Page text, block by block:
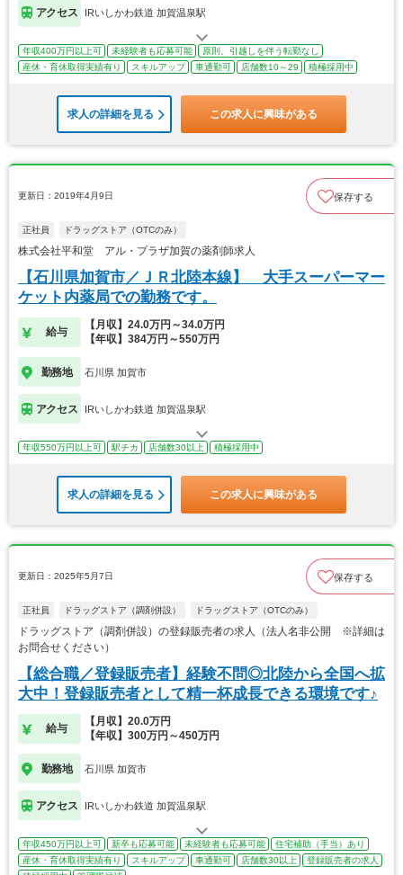
アクセス IRいしかわ鉄道 加賀温泉駅
年収400万円以上可 未経験者も応募可能
原則、引越しを伴う転勤なし
産休・育休取得実績有り
スキルアップ 車通勤可 店舗数10～29 積極採用中
求人の詳細を見る この求人に興味がある
更新日：2019年4月9日 保存する
正社員 ドラッグストア（OTCのみ）
株式会社平和堂 アル・プラザ加賀の薬剤師求人
【石川県加賀市／ＪＲ北陸本線】 大手スーパーマー
ケット内薬局での勤務です。
給与
【月収】24.0万円～34.0万円
【年収】384万円～550万円
勤務地 石川県 加賀市
アクセス IRいしかわ鉄道 加賀温泉駅
年収550万円以上可 駅チカ 店舗数30以上 積極採用中
求人の詳細を見る この求人に興味がある
更新日：2025年5月7日 保存する
正社員 ドラッグストア（調剤併設） ドラッグストア（OTCのみ）
ドラッグストア（調剤併設）の登録販売者の求人（法人名非公開 ※詳細は
お問合せください）
【総合職／登録販売者】経験不問◎北陸から全国へ拡
大中！登録販売者として精一杯成長できる環境です♪
給与
【月収】20.0万円
【年収】300万円～450万円
勤務地 石川県 加賀市
アクセス IRいしかわ鉄道 加賀温泉駅
年収450万円以上可 新卒も応募可能 未経験者も応募可能
住宅補助（手当）あり
産休・育休取得実績有り
スキルアップ 車通勤可 店舗数30以上
登録販売者の求人